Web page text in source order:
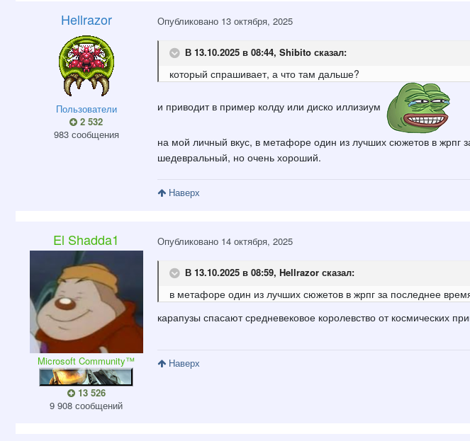
Hellrazor
Пользователи
2 532
983 сообщения
Опубликовано 13 октября, 2025
В 13.10.2025 в 08:44, Shibitoсказал:
который спрашивает, а что там дальше?
и приводит в пример колду или диско иллизиум
на мой личный вкус, в метафоре один из лучших сюжетов в жрпг
шедевральный, но очень хороший.
Наверх
El Shadda1
Microsoft Community™
13 526
9 908 сообщений
Опубликовано 14 октября, 2025
В 13.10.2025 в 08:59, Hellrazorсказал:
в метафоре один из лучших сюжетов в жрпг за последнее
карапузы спасают средневековое королевство от космических
Наверх